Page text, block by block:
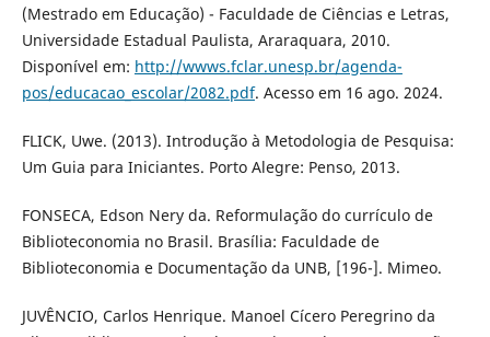
(Mestrado em Educação) - Faculdade de Ciências e Letras,
Universidade Estadual Paulista, Araraquara, 2010.
Disponível em: http://wwws.fclar.unesp.br/agenda-
pos/educacao_escolar/2082.pdf. Acesso em 16 ago. 2024.
FLICK, Uwe. (2013). Introdução à Metodologia de Pesquisa:
Um Guia para Iniciantes. Porto Alegre: Penso, 2013.
FONSECA, Edson Nery da. Reformulação do currículo de
Biblioteconomia no Brasil. Brasília: Faculdade de
Biblioteconomia e Documentação da UNB, [196-]. Mimeo.
JUVÊNCIO, Carlos Henrique. Manoel Cícero Peregrino da